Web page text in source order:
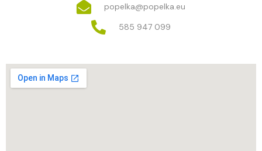
popelka@popelka.eu
585 947 099